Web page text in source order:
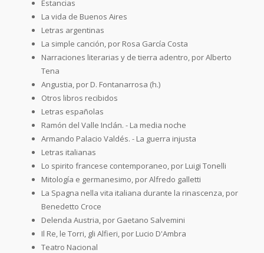
Estancias
La vida de Buenos Aires
Letras argentinas
La simple canción, por Rosa García Costa
Narraciones literarias y de tierra adentro, por Alberto
Tena
Angustia, por D. Fontanarrosa (h.)
Otros libros recibidos
Letras españolas
Ramón del Valle Inclán. - La media noche
Armando Palacio Valdés. - La guerra injusta
Letras italianas
Lo spirito francese contemporaneo, por Luigi Tonelli
Mitología e germanesimo, por Alfredo galletti
La Spagna nella vita italiana durante la rinascenza, por
Benedetto Croce
Delenda Austria, por Gaetano Salvemini
Il Re, le Torri, gli Alfieri, por Lucio D'Ambra
Teatro Nacional